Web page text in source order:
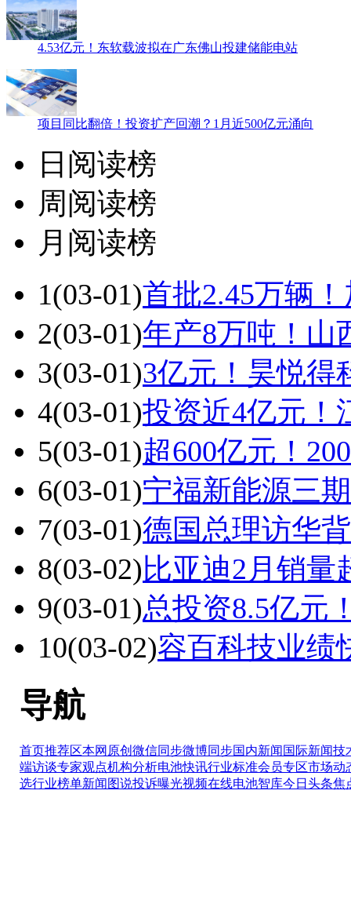
4.53亿元！东软载波拟在广东佛山投建储能电站
项目同比翻倍！投资扩产回潮？1月近500亿元涌向
日阅读榜
周阅读榜
月阅读榜
1(03-01)首批2.45万辆
2(03-01)年产8万吨！山
3(03-01)3亿元！昊悦得
4(03-01)投资近4亿元！
5(03-01)超600亿元！
6(03-01)宁福新能源三
7(03-01)德国总理访华
8(03-02)比亚迪2月销量
9(03-01)总投资8.5亿元
10(03-02)容百科技业绩
导航
首页推荐区本网原创 微信同步微博同步国内新闻 国际新闻技
端访谈专家观点机构分析电池快讯行业标准会员专区市场动
选行业榜单新闻图说投诉曝光视频在线电池智库今日头条焦